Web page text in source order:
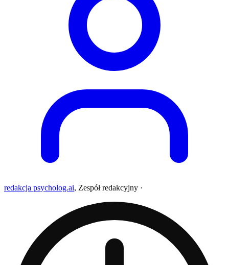
redakcja psycholog.ai, Zespół redakcyjny ·